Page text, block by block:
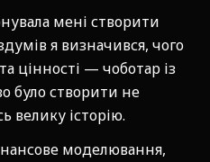
мені створити
я визначився, чого
цінності — чоботар із
було створити не
велику історію.
моделювання,